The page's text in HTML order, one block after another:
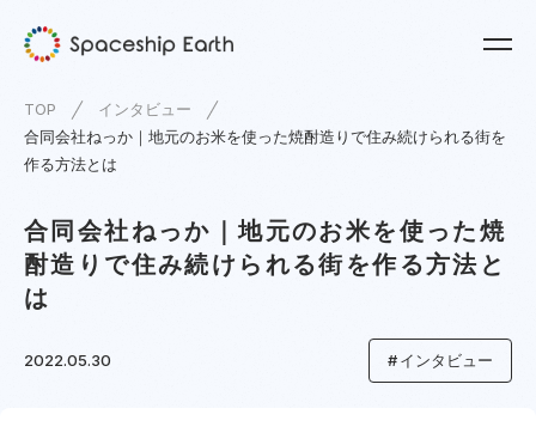
TOP
インタビュー
合同会社ねっか｜地元のお米を使った焼酎造りで住み続けられる街を
作る方法とは
合同会社ねっか｜地元のお米を使った焼
酎造りで住み続けられる街を作る方法と
は
2022.05.30 インタビュー